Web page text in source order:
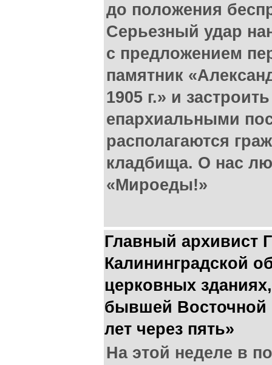
до положения
Серьезный удар
с предложением
памятник
1905 г.» и
епархиальными
располагаются
кладбища. О нас
«Мироеды!»
Главный архивист
Калининградской
церковных
бывшей Восточной
лет через пять»
На этой неделе в